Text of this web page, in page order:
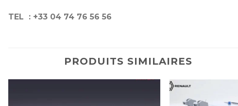
TEL : +33 04 74 76 56 56
PRODUITS SIMILAIRES